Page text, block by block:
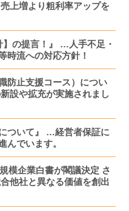
上増より粗利率アップを
】の提言！』 …人手不足・
時流への対応方針！
防止支援コース）につい
設や拡充が実施されまし
ついて』 …経営者保証に
んでいます。
模企業白書が閣議決定 さ
他社と異なる価値を創出